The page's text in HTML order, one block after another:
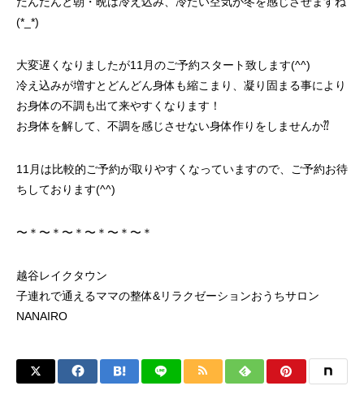
(*_*)
大変遅くなりましたが11月のご予約スタート致します(^^)
冷え込みが増すとどんどん身体も縮こまり、凝り固まる事により
お身体の不調も出て来やすくなります！
お身体を解して、不調を感じさせない身体作りをしませんか⁇
11月は比較的ご予約が取りやすくなっていますので、ご予約お待
ちしております(^^)
〜＊〜＊〜＊〜＊〜＊〜＊
越谷レイクタウン
子連れで通えるママの整体&リラクゼーションおうちサロン
NANAIRO